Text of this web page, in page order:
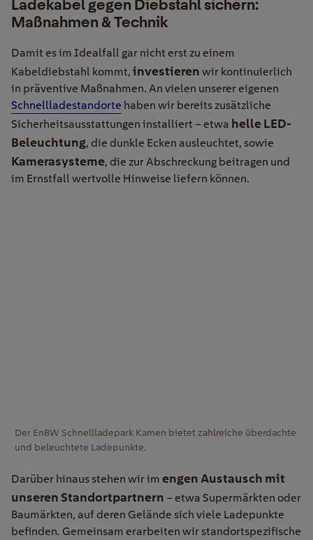
Ladekabel gegen Diebstahl sichern:
Maßnahmen & Technik
Damit es im Idealfall gar nicht erst zu einem
Kabeldiebstahl kommt, investieren wir kontinuierlich
in präventive Maßnahmen. An vielen unserer eigenen
Schnellladestandorte haben wir bereits zusätzliche
Sicherheitsausstattungen installiert – etwa helle LED-
Beleuchtung, die dunkle Ecken ausleuchtet, sowie
Kamerasysteme, die zur Abschreckung beitragen und
im Ernstfall wertvolle Hinweise liefern können.
Der EnBW Schnellladepark Kamen bietet zahlreiche überdachte
und beleuchtete Ladepunkte.
Darüber hinaus stehen wir im engen Austausch mit
unseren Standortpartnern – etwa Supermärkten oder
Baumärkten, auf deren Gelände sich viele Ladepunkte
befinden. Gemeinsam erarbeiten wir standortspezifische